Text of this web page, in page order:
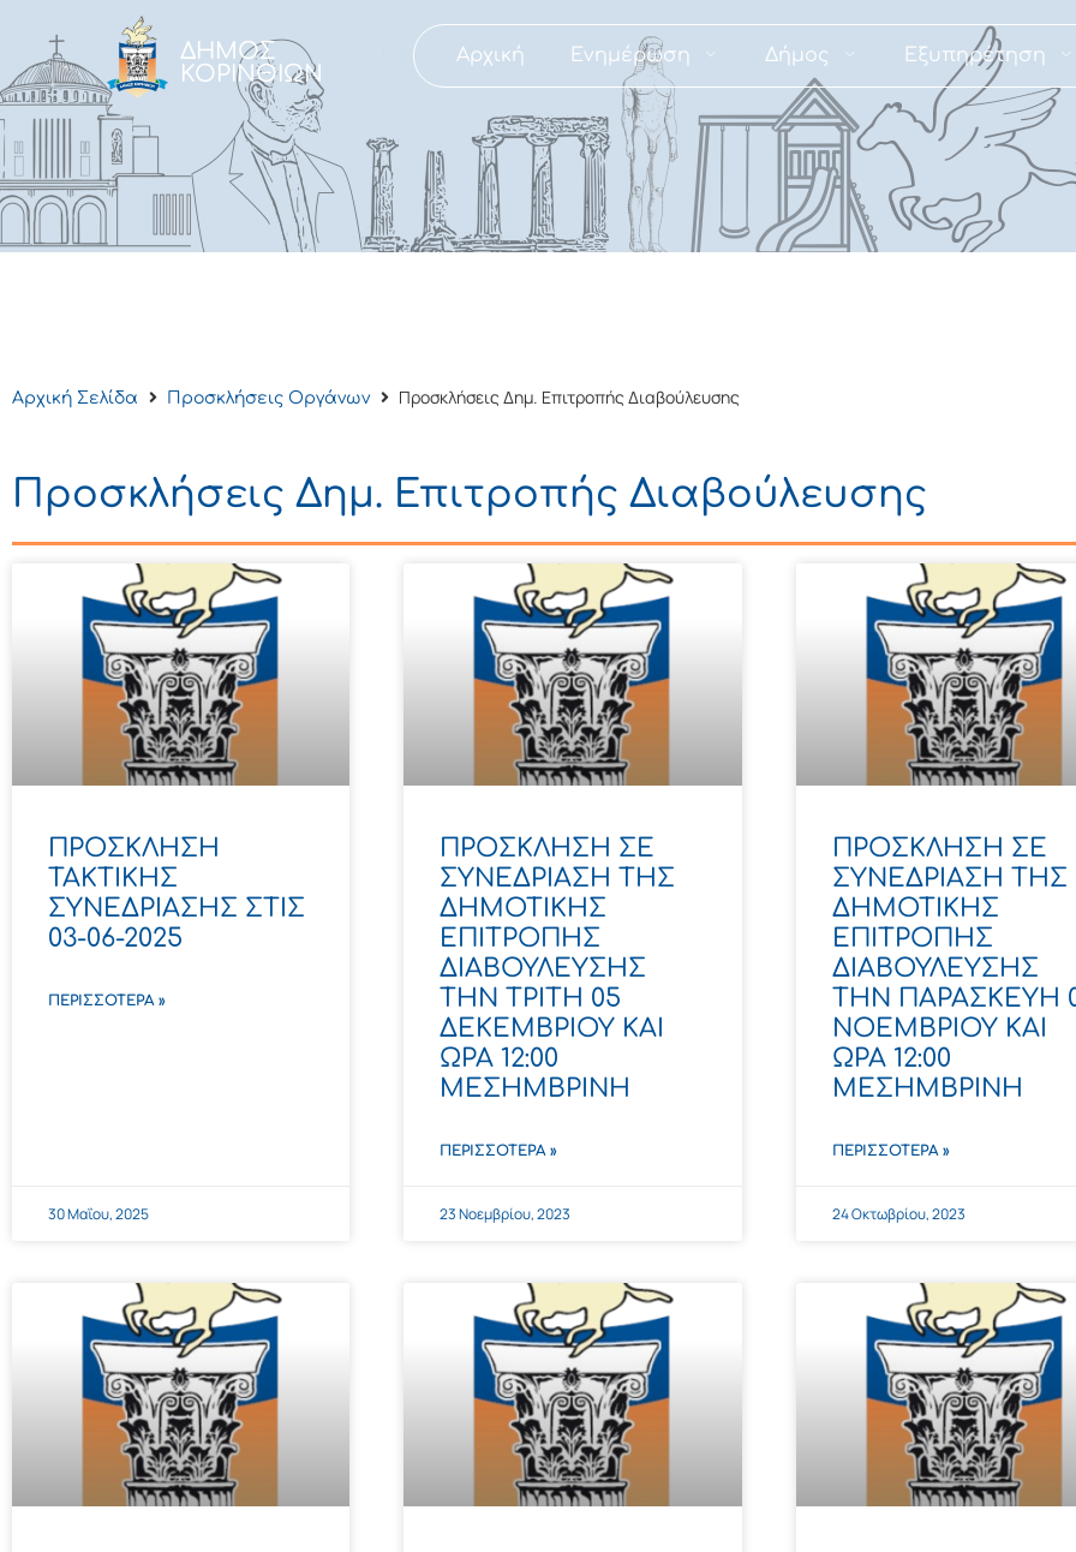
ΔΗΜΟΣ
ΚΟΡΙΝΘΙΩΝ
Αρχική Ενημέρωση Δήμος Εξυπηρέτηση
Αρχική Σελίδα Προσκλήσεις Οργάνων Προσκλήσεις Δημ. Επιτροπής Διαβούλευσης
Προσκλήσεις Δημ. Επιτροπής Διαβούλευσης
ΠΡΟΣΚΛΗΣΗ
ΤΑΚΤΙΚΗΣ
ΣΥΝΕΔΡΙΑΣΗΣ ΣΤΙΣ
03-06-2025
ΠΕΡΙΣΣΌΤΕΡΑ »
30 Μαΐου, 2025
ΠΡΟΣΚΛΗΣΗ ΣΕ
ΣΥΝΕΔΡΙΑΣΗ ΤΗΣ
ΔΗΜΟΤΙΚΗΣ
ΕΠΙΤΡΟΠΗΣ
ΔΙΑΒΟΥΛΕΥΣΗΣ
ΤΗΝ ΤΡΙΤΗ 05
ΔΕΚΕΜΒΡΙΟΥ ΚΑΙ
ΩΡΑ 12:00
ΜΕΣΗΜΒΡΙΝΗ
ΠΕΡΙΣΣΌΤΕΡΑ »
23 Νοεμβρίου, 2023
ΠΡΟΣΚΛΗΣΗ ΣΕ
ΣΥΝΕΔΡΙΑΣΗ ΤΗΣ
ΔΗΜΟΤΙΚΗΣ
ΕΠΙΤΡΟΠΗΣ
ΔΙΑΒΟΥΛΕΥΣΗΣ
ΤΗΝ ΠΑΡΑΣΚΕΥΗ
ΝΟΕΜΒΡΙΟΥ ΚΑΙ
ΩΡΑ 12:00
ΜΕΣΗΜΒΡΙΝΗ
ΠΕΡΙΣΣΌΤΕΡΑ »
24 Οκτωβρίου, 2023